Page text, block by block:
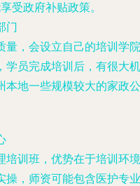
受政府补贴政策。
门
量，会设立自己的培训学院
，学员完成培训后，有很大机
本地一些规模较大的家政公
培训班，优势在于培训环境
操，师资可能包含医护专业